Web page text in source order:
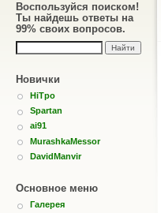
Воспользуйся поиском!
Ты найдешь ответы на
99% своих вопросов.
Новички
HiTpo
Spartan
ai91
MurashkaMessor
DavidManvir
Основное меню
Галерея